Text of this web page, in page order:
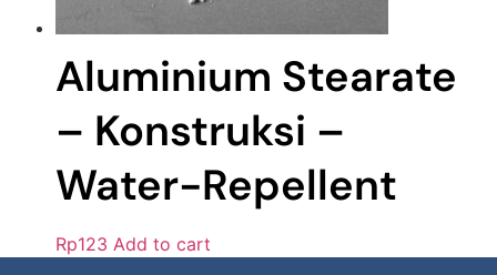
Aluminium Stearate
– Konstruksi –
Water-Repellent
Rp123 Add to cart